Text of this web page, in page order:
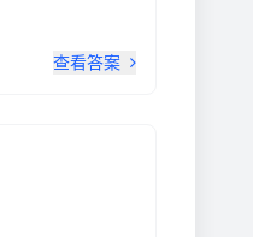
查看答案